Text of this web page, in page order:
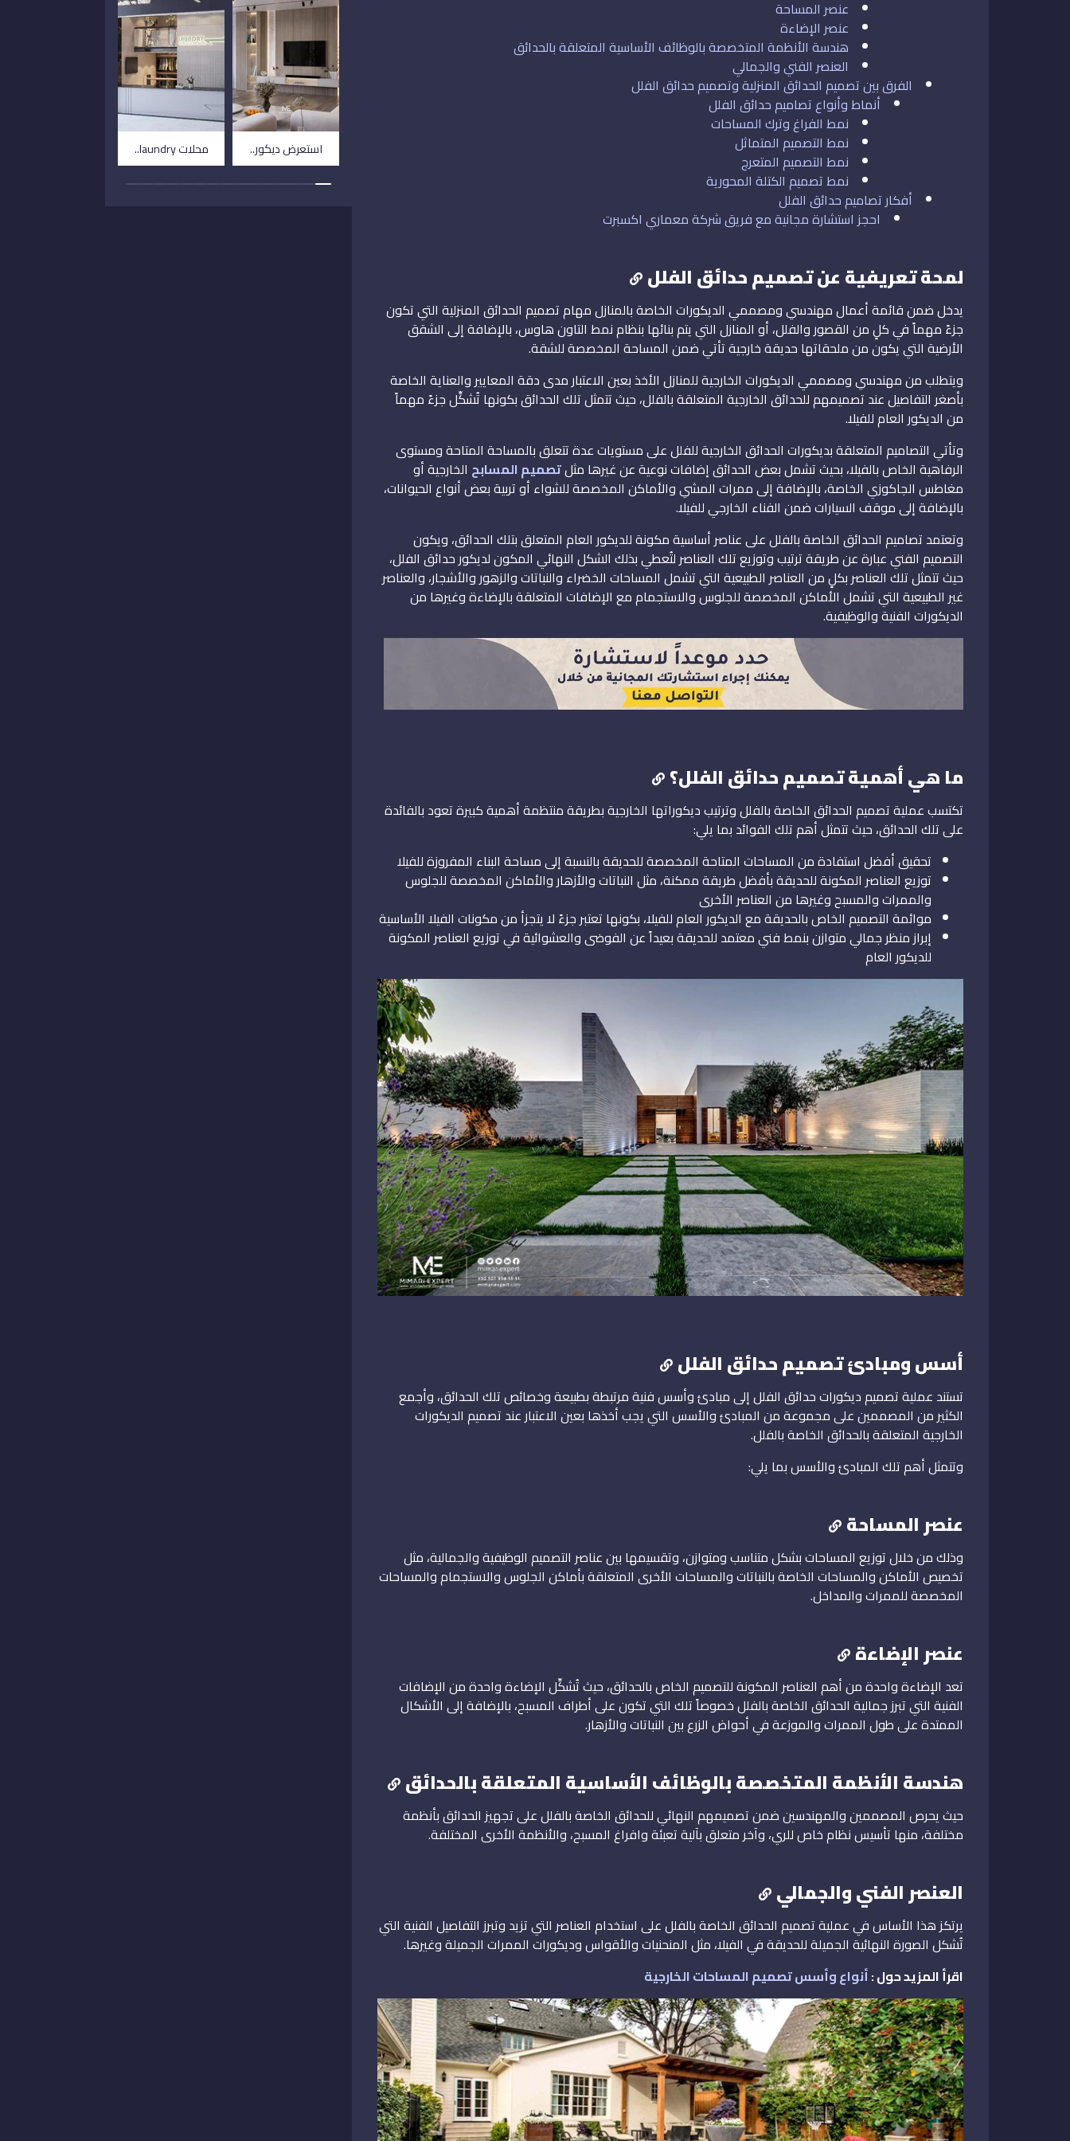
عنصر المساحة
عنصر الإضاءة
هندسة الأنظمة المتخصصة بالوظائف الأساسية المتعلقة بالحدائق
العنصر الفني والجمالي
الفرق بين تصميم الحدائق المنزلية وتصميم حدائق الفلل
أنماط وأنواع تصاميم حدائق الفلل
نمط الفراغ وترك المساحات
نمط التصميم المتماثل
نمط التصميم المتعرج
نمط تصميم الكتلة المحورية
أفكار تصاميم حدائق الفلل
احجز استشارة مجانية مع فريق شركة معماري اكسبرت
لمحة تعريفية عن تصميم حدائق الفلل
يدخل ضمن قائمة أعمال مهندسي ومصممي الديكورات الخاصة بالمنازل مهام تصميم الحدائق المنزلية التي تكون
جزءً مهماً في كلٍ من القصور والفلل، أو المنازل التي يتم بنائها بنظام نمط التاون هاوس، بالإضافة إلى الشقق
الأرضية التي يكون من ملحقاتها حديقة خارجية تأتي ضمن المساحة المخصصة للشقة.
ويتطلب من مهندسي ومصممي الديكورات الخارجية للمنازل الأخذ بعين الاعتبار مدى دقة المعايير والعناية الخاصة
بأصغر التفاصيل عند تصميمهم للحدائق الخارجية المتعلقة بالفلل، حيث تتمثل تلك الحدائق بكونها تُشكِّل جزءً مهماً
من الديكور العام للفيلا.
وتأتي التصاميم المتعلقة بديكورات الحدائق الخارجية للفلل على مستويات عدة تتعلق بالمساحة المتاحة ومستوى
الرفاهية الخاص بالفيلا، بحيث تشمل بعض الحدائق إضافات نوعية عن غيرها مثلتصميم المسابح الخارجية أو
مغاطس الجاكوزي الخاصة، بالإضافة إلى ممرات المشي والأماكن المخصصة للشواء أو تربية بعض أنواع الحيوانات،
بالإضافة إلى موقف السيارات ضمن الفناء الخارجي للفيلا.
وتعتمد تصاميم الحدائق الخاصة بالفلل على عناصر أساسية مكونة للديكور العام المتعلق بتلك الحدائق، ويكون
التصميم الفني عبارة عن طريقة ترتيب وتوزيع تلك العناصر لتُعطي بذلك الشكل النهائي المكون لديكور حدائق الفلل،
حيث تتمثل تلك العناصر بكلٍ من العناصر الطبيعية التي تشمل المساحات الخضراء والنباتات والزهور والأشجار، والعناصر
غير الطبيعية التي تشمل الأماكن المخصصة للجلوس والاستجمام مع الإضافات المتعلقة بالإضاءة وغيرها من
الديكورات الفنية والوظيفية.
ما هي أهمية تصميم حدائق الفلل؟
تكتسب عملية تصميم الحدائق الخاصة بالفلل وترتيب ديكوراتها الخارجية بطريقة منتظمة أهمية كبيرة تعود بالفائدة
على تلك الحدائق، حيث تتمثل أهم تلك الفوائد بما يلي:
تحقيق أفضل استفادة من المساحات المتاحة المخصصة للحديقة بالنسبة إلى مساحة البناء المفروزة للفيلا
توزيع العناصر المكونة للحديقة بأفضل طريقة ممكنة، مثل النباتات والأزهار والأماكن المخصصة للجلوس
والممرات والمسبح وغيرها من العناصر الأخرى
موائمة التصميم الخاص بالحديقة مع الديكور العام للفيلا، بكونها تعتبر جزءً لا يتجزأ من مكونات الفيلا الأساسية
إبراز منظر جمالي متوازن بنمط فني معتمد للحديقة بعيداً عن الفوضى والعشوائية في توزيع العناصر المكونة
للديكور العام
أسس ومبادئ تصميم حدائق الفلل
تستند عملية تصميم ديكورات حدائق الفلل إلى مبادئ وأسس فنية مرتبطة بطبيعة وخصائص تلك الحدائق، وأجمع
الكثير من المصممين على مجموعة من المبادئ والأسس التي يجب أخذها بعين الاعتبار عند تصميم الديكورات
الخارجية المتعلقة بالحدائق الخاصة بالفلل.
وتتمثل أهم تلك المبادئ والأسس بما يلي:
عنصر المساحة
وذلك من خلال توزيع المساحات بشكل متناسب ومتوازن، وتقسيمها بين عناصر التصميم الوظيفية والجمالية، مثل
تخصيص الأماكن والمساحات الخاصة بالنباتات والمساحات الأخرى المتعلقة بأماكن الجلوس والاستجمام والمساحات
المخصصة للممرات والمداخل.
عنصر الإضاءة
تعد الإضاءة واحدة من أهم العناصر المكونة للتصميم الخاص بالحدائق، حيث تُشكِّل الإضاءة واحدة من الإضافات
الفنية التي تبرز جمالية الحدائق الخاصة بالفلل خصوصاً تلك التي تكون على أطراف المسبح، بالإضافة إلى الأشكال
الممتدة على طول الممرات والموزعة في أحواض الزرع بين النباتات والأزهار.
هندسة الأنظمة المتخصصة بالوظائف الأساسية المتعلقة بالحدائق
حيث يحرص المصممين والمهندسين ضمن تصميمهم النهائي للحدائق الخاصة بالفلل على تجهيز الحدائق بأنظمة
مختلفة، منها تأسيس نظام خاص للري، وآخر متعلق بآلية تعبئة وافراغ المسبح، والأنظمة الأخرى المختلفة.
العنصر الفني والجمالي
يرتكز هذا الأساس في عملية تصميم الحدائق الخاصة بالفلل على استخدام العناصر التي تزيد وتبرز التفاصيل الفنية التي
تُشكل الصورة النهائية الجميلة للحديقة في الفيلا، مثل المنحنيات والأقواس وديكورات الممرات الجميلة وغيرها.
اقرأ المزيد حول :أنواع وأسس تصميم المساحات الخارجية
استعرض ديكور.. محلات laundry..